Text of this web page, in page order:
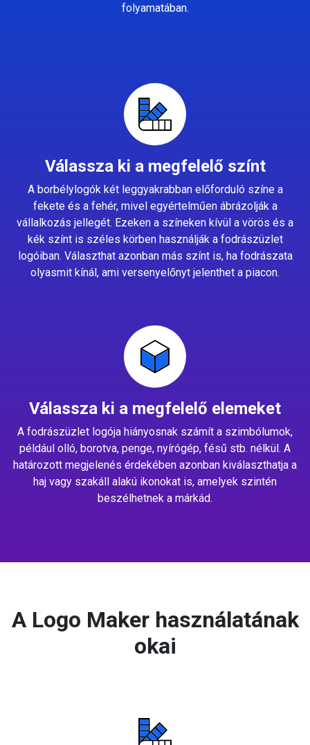
folyamatában.
Válassza ki a megfelelő színt
A borbélylogók két leggyakrabban előforduló színe a
fekete és a fehér, mivel egyértelműen ábrázolják a
vállalkozás jellegét. Ezeken a színeken kívül a vörös és a
kék színt is széles körben használják a fodrászüzlet
logóiban. Választhat azonban más színt is, ha fodrászata
olyasmit kínál, ami versenyelőnyt jelenthet a piacon.
Válassza ki a megfelelő elemeket
A fodrászüzlet logója hiányosnak számít a szimbólumok,
például olló, borotva, penge, nyírógép, fésű stb. nélkül. A
határozott megjelenés érdekében azonban kiválaszthatja a
haj vagy szakáll alakú ikonokat is, amelyek szintén
beszélhetnek a márkád.
A Logo Maker használatának
okai